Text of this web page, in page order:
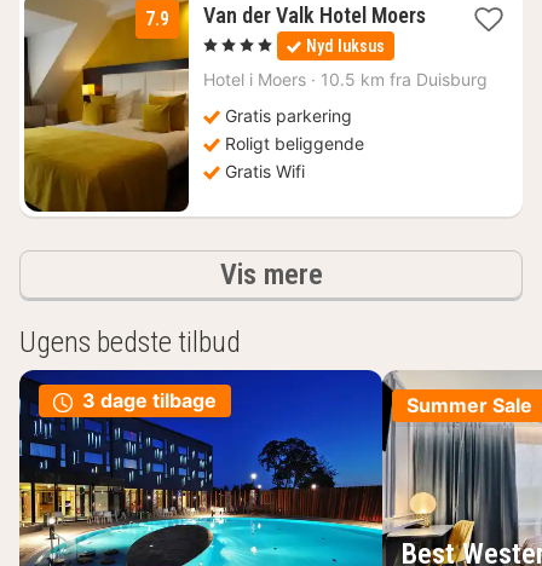
7.9 Van der Valk Hotel Moers3
nætter
693
, 4 Stjerner Nyd luksus
Hotel i Moers · 10.5 km fra Duisburg
Gratis parkering
Roligt beliggende
Gratis Wifi
Vis mereresultater
Ugens bedste tilbud
3 dage tilbage Summer Sale
Best